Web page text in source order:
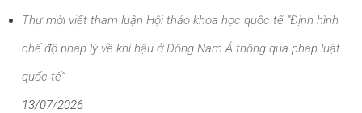
Thư mời viết tham luận Hội thảo khoa học quốc tế “Định hình
chế độ pháp lý về khí hậu ở Đông Nam Á thông qua pháp luật
quốc tế”
13/07/2026